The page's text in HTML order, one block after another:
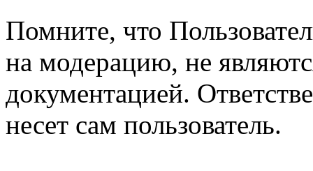
Помните, что
на модерацию, не
документацией.
несет сам пользователь.